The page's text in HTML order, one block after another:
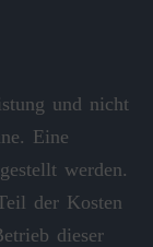
und nicht
Eine
werden.
der Kosten
dieser